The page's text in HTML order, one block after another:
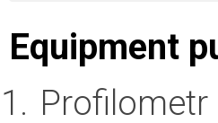
Equipment
Profilometr